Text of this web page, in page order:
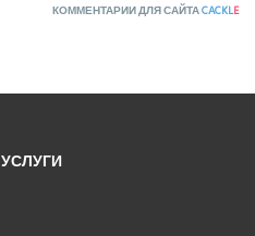
КОММЕНТАРИИ ДЛЯ САЙТАCACKLE
УСЛУГИ